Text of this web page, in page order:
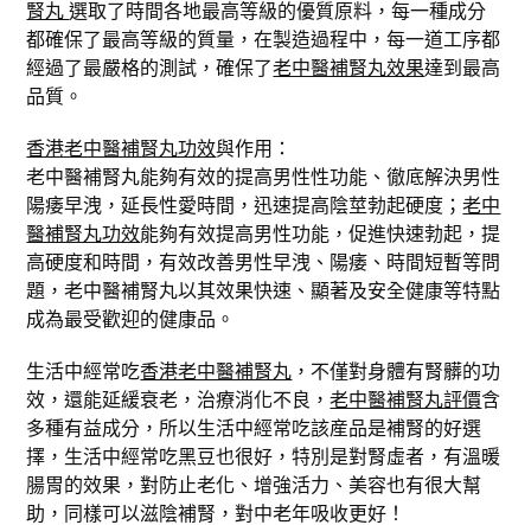
腎丸選取了時間各地最高等級的優質原料，每一種成分
都確保了最高等級的質量，在製造過程中，每一道工序都
經過了最嚴格的測試，確保了老中醫補腎丸效果達到最高
品質。
香港老中醫補腎丸功效與作用：
老中醫補腎丸能夠有效的提高男性性功能、徹底解決男性
陽痿早洩，延長性愛時間，迅速提高陰莖勃起硬度；老中
醫補腎丸功效能夠有效提高男性功能，促進快速勃起，提
高硬度和時間，有效改善男性早洩、陽痿、時間短暫等問
題，老中醫補腎丸以其效果快速、顯著及安全健康等特點
成為最受歡迎的健康品。
生活中經常吃香港老中醫補腎丸 ，不僅對身體有腎髒的功
效，還能延緩衰老，治療消化不良，老中醫補腎丸評價含
多種有益成分，所以生活中經常吃該産品是補腎的好選
擇，生活中經常吃黑豆也很好，特別是對腎虛者，有溫暖
腸胃的效果，對防止老化、增強活力、美容也有很大幫
助，同樣可以滋陰補腎，對中老年吸收更好！